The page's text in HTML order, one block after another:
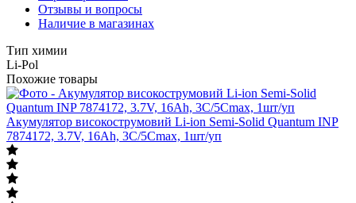
Отзывы и вопросы
Наличие в магазинах
Тип химии
Li-Pol
Похожие товары
Акумулятор високострумовий Li-ion Semi-Solid Quantum INP
7874172, 3.7V, 16Ah, 3C/5Cmax, 1шт/уп